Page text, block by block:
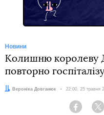
Новини
Колишню королеву
повторно
Автор:Вероніка Довганюк Дата:
22:00, 25 травня
Facebook